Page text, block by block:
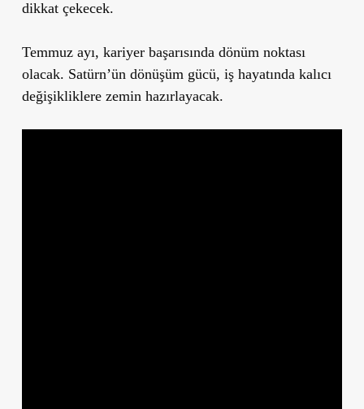
dikkat çekecek.
Temmuz ayı, kariyer başarısında dönüm noktası
olacak. Satürn’ün dönüşüm gücü, iş hayatında kalıcı
değişikliklere zemin hazırlayacak.